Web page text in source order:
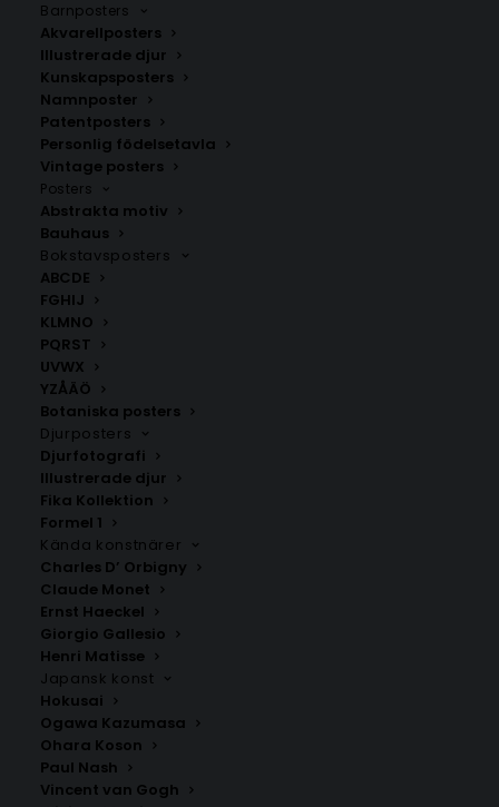
Barnposters
Akvarellposters
Illustrerade djur
Kunskapsposters
Namnposter
Patentposters
Personlig födelsetavla
Vintage posters
Posters
Abstrakta motiv
Bauhaus
Bokstavsposters
ABCDE
FGHIJ
KLMNO
PQRST
UVWX
YZÅÄÖ
Botaniska posters
Djurposters
Djurfotografi
Illustrerade djur
Fika Kollektion
Formel 1
Kända konstnärer
Charles D’ Orbigny
Claude Monet
Ernst Haeckel
Giorgio Gallesio
Henri Matisse
Japansk konst
Hokusai
Ogawa Kazumasa
Ohara Koson
Paul Nash
Vincent van Gogh
Bitola
Fr. 200.00
SNABB LEVERANS
1-2 arbetsdagar
BILLIG FRAKT
39 kr i frakt inom Sverige